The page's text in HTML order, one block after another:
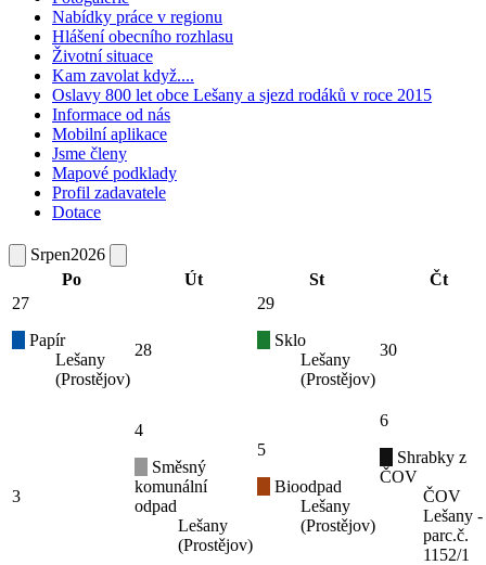
Nabídky práce v regionu
Hlášení obecního rozhlasu
Životní situace
Kam zavolat když....
Oslavy 800 let obce Lešany a sjezd rodáků v roce 2015
Informace od nás
Mobilní aplikace
Jsme členy
Mapové podklady
Profil zadavatele
Dotace
Srpen2026
Po
Út St
Čt
27
Papír
Lešany
(Prostějov)
28
29
Sklo
Lešany
(Prostějov)
30
3
4
Směsný
komunální
odpad
Lešany
(Prostějov)
5
Bioodpad
Lešany
(Prostějov)
6
Shrabky z
ČOV
ČOV
Lešany -
parc.č.
1152/1